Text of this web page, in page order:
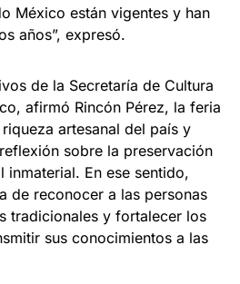
México están vigentes y han
años”, expresó.
de la Secretaría de Cultura
afirmó Rincón Pérez, la feria
artesanal del país y
sobre la preservación
En ese sentido,
de reconocer a las personas
tradicionales y fortalecer los
sus conocimientos a las